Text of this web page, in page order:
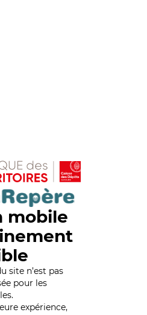
mobile
site n’est pas
pour les
expérience,